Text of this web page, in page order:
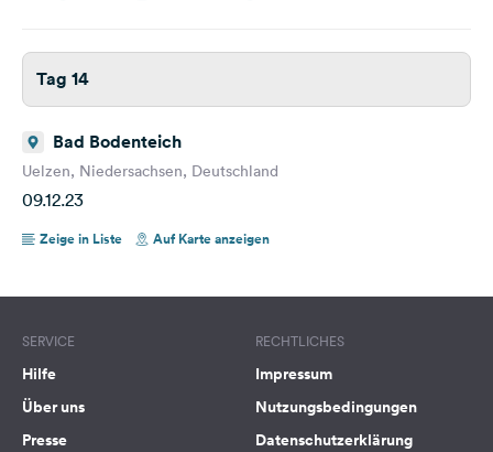
Tag 14
Bad Bodenteich
Uelzen, Niedersachsen, Deutschland
09.12.23
Zeige in Liste Auf Karte anzeigen
SERVICE
Hilfe
Über uns
Presse
RECHTLICHES
Impressum
Nutzungsbedingungen
Datenschutzerklärung